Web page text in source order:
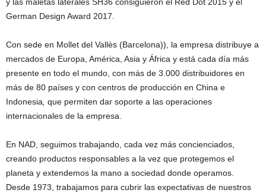
y las maletas laterales SH36 consiguieron el Red Dot 2015 y el
German Design Award 2017.
Con sede en Mollet del Vallès (Barcelona)), la empresa distribuye a
mercados de Europa, América, Asia y África y está cada día más
presente en todo el mundo, con más de 3.000 distribuidores en
más de 80 países y con centros de producción en China e
Indonesia, que permiten dar soporte a las operaciones
internacionales de la empresa.
En NAD, seguimos trabajando, cada vez más concienciados,
creando productos responsables a la vez que protegemos el
planeta y extendemos la mano a sociedad donde operamos.
Desde 1973, trabajamos para cubrir las expectativas de nuestros